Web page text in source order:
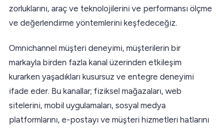
zorluklarını, araç ve teknolojilerini ve performansı ölçme
ve değerlendirme yöntemlerini keşfedeceğiz.
Omnichannel müşteri deneyimi, müşterilerin bir
markayla birden fazla kanal üzerinden etkileşim
kurarken yaşadıkları kusursuz ve entegre deneyimi
ifade eder. Bu kanallar; fiziksel mağazaları, web
sitelerini, mobil uygulamaları, sosyal medya
platformlarını, e-postayı ve müşteri hizmetleri hatlarını